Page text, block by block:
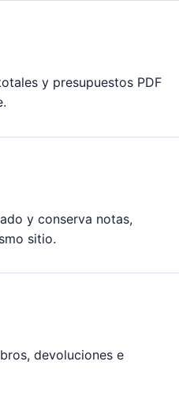
y presupuestos PDF
y conserva notas,
sitio.
devoluciones e